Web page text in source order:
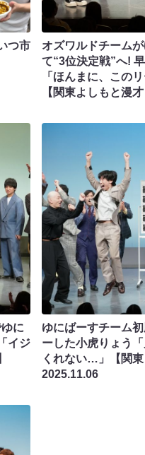
つ市
オズワルドチーム
て“3位決定戦”へ!
「ほんまに、この
【関東よしもと漫
に
イジ
ゆにばーすチーム
ーした小虎りょう
くれない…」【関東
2025.11.06